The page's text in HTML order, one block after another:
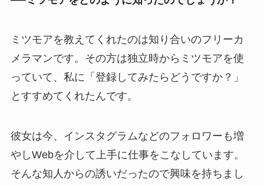
ミツモアを教えてくれたのは知り合いのフリーカ
メラマンです。その方は独立時からミツモアを使
っていて、私に「登録してみたらどうですか？」
とすすめてくれたんです。
彼女は今、インスタグラムなどのフォロワーも増
やしWebを介して上手に仕事をこなしています。
そんな知人からの誘いだったので興味を持ちまし